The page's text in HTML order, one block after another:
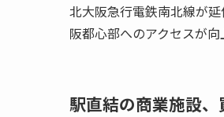
北大阪急行電鉄南北線が
阪都心部へのアクセスが
駅直結の商業施設